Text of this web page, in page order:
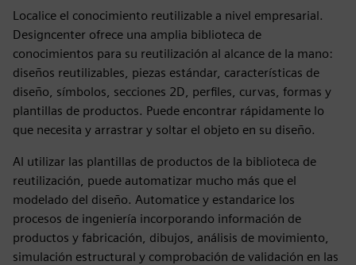
Localice el conocimiento reutilizable a nivel empresarial.
Designcenter ofrece una amplia biblioteca de
conocimientos para su reutilización al alcance de la mano:
diseños reutilizables, piezas estándar, características de
diseño, símbolos, secciones 2D, perfiles, curvas, formas y
plantillas de productos. Puede encontrar rápidamente lo
que necesita y arrastrar y soltar el objeto en su diseño.
Al utilizar las plantillas de productos de la biblioteca de
reutilización, puede automatizar mucho más que el
modelado del diseño. Automatice y estandarice los
procesos de ingeniería incorporando información de
productos y fabricación, dibujos, análisis de movimiento,
simulación estructural y comprobación de validación en las